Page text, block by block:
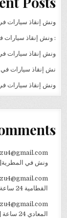
ونش إنقاذ سيارات
: ونش إنقاذ سيارات
ونش إنقاذ سيارات
نش إنقاذ سيارات في
ونش إنقاذ سيارات
ونش في المطرية|01282505052
القطامية 24 ساعة بأسرع وصول
المعادي 24 ساعة | خدمة سريعة وآمنة